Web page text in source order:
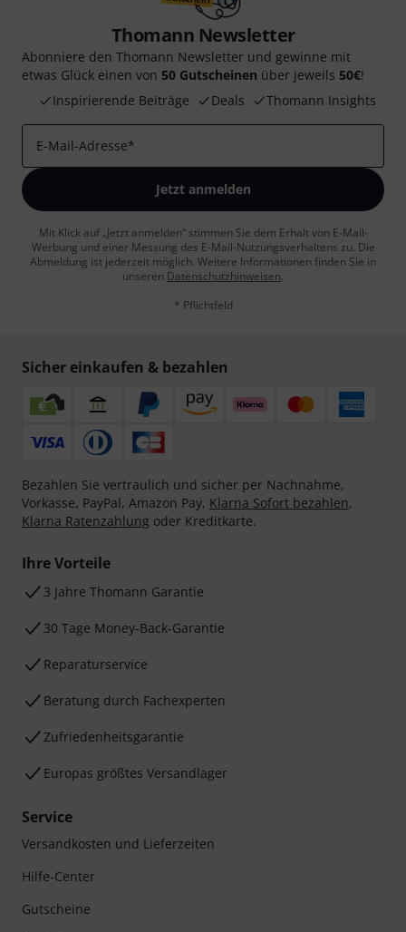
Thomann Newsletter
Abonniere den Thomann Newsletter und gewinne mit
etwas Glück einen von 50 Gutscheinen über jeweils 50€!
Inspirierende Beiträge
Deals Thomann Insights
E-Mail-Adresse*
Jetzt anmelden
Mit Klick auf „Jetzt anmelden“ stimmen Sie dem Erhalt von E-Mail-
Werbung und einer Messung des E-Mail-Nutzungsverhaltens zu. Die
Abmeldung ist jederzeit möglich. Weitere Informationen finden Sie in
unseren Datenschutzhinweisen.
* Pflichtfeld
Sicher einkaufen & bezahlen
Bezahlen Sie vertraulich und sicher per Nachnahme,
Vorkasse, PayPal, Amazon Pay, Klarna Sofort bezahlen,
Klarna Ratenzahlung oder Kreditkarte.
Ihre Vorteile
3 Jahre Thomann Garantie
30 Tage Money-Back-Garantie
Reparaturservice
Beratung durch Fachexperten
Zufriedenheitsgarantie
Europas größtes Versandlager
Service
Versandkosten und Lieferzeiten
Hilfe-Center
Gutscheine